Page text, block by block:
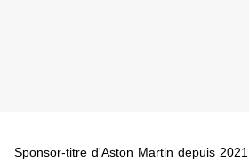
Sponsor-titre d'Aston Martin depuis